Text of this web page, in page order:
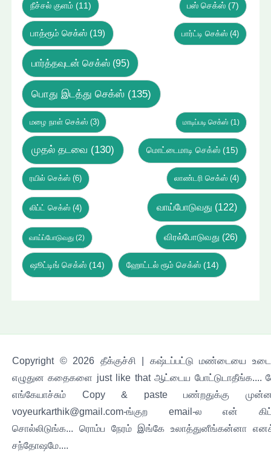
நீச்சல் குளம்(11) பஸ் செக்ஸ்(7)
பாத்ரூம் செக்ஸ் (19) பார்ட்டி செக்ஸ் (4)
பார்த்தவுடன் செக்ஸ்(95)
பொது இடத்து செக்ஸ் (135)
மழை நாள் செக்ஸ்(3) மாடிப்படி செக்ஸ் (1)
முதல் தடவை (130) மொட்டைமாடி செக்ஸ் (15)
ரயில் செக்ஸ் (6) லாண்டரி செக்ஸ் (4)
லிப்ட் செக்ஸ்(4) வாய்போடுவது (122)
வாய்ப்போடுவது (2) விரல்போடுவது (26)
ஷூட்டிங் செக்ஸ்(14) ஹோட்டல் ரூம் செக்ஸ்(14)
Copyright © 2026 தீக்குச்சி | கஷ்டப்பட்டு மண்டையை
எழுதுன கதைகளை just like that ஆட்டைய போட்டுடாதீங்க....
எங்கேயாச்சும் Copy & paste பண்றதுக்கு
voyeurkarthik@gmail.com-ங்குற email-ல என்
சொல்லிடுங்க... ரொம்ப நேரம் இங்கே உலாத்துனீங்கன்னா
சந்தோஷமே....